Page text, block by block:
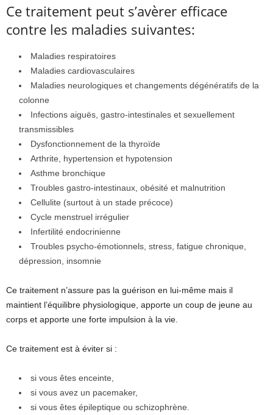
Ce traitement peut s’avèrer efficace
contre les maladies suivantes:
Maladies respiratoires
Maladies cardiovasculaires
Maladies neurologiques et changements dégénératifs de la
colonne
Infections aiguës, gastro-intestinales et sexuellement
transmissibles
Dysfonctionnement de la thyroïde
Arthrite, hypertension et hypotension
Asthme bronchique
Troubles gastro-intestinaux, obésité et malnutrition
Cellulite (surtout à un stade précoce)
Cycle menstruel irrégulier
Infertilité endocrinienne
Troubles psycho-émotionnels, stress, fatigue chronique,
dépression, insomnie
Ce traitement n’assure pas la guérison en lui-même mais il
maintient l’équilibre physiologique, apporte un coup de jeune au
corps et apporte une forte impulsion à la vie.
Ce traitement est à éviter si :
si vous êtes enceinte,
si vous avez un pacemaker,
si vous êtes épileptique ou schizophrène.